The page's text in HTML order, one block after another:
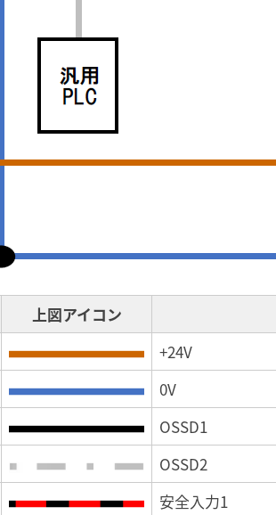
上図アイコン
+24V
0V
OSSD1
OSSD2
安全入力1